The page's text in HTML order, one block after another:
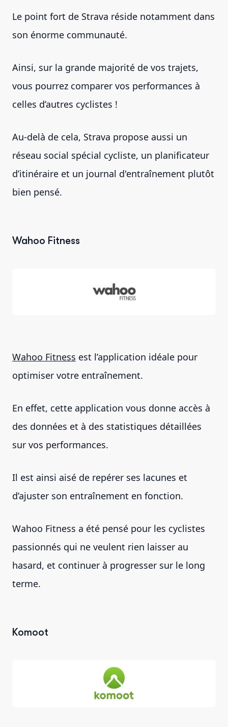
Le point fort de Strava réside notamment dans
son énorme communauté.
Ainsi, sur la grande majorité de vos trajets,
vous pourrez comparer vos performances à
celles d’autres cyclistes !
Au-delà de cela, Strava propose aussi un
réseau social spécial cycliste, un planificateur
d’itinéraire et un journal d'entraînement plutôt
bien pensé.
Wahoo Fitness
Wahoo Fitness est l’application idéale pour
optimiser votre entraînement.
En effet, cette application vous donne accès à
des données et à des statistiques détaillées
sur vos performances.
Il est ainsi aisé de repérer ses lacunes et
d’ajuster son entraînement en fonction.
Wahoo Fitness a été pensé pour les cyclistes
passionnés qui ne veulent rien laisser au
hasard, et continuer à progresser sur le long
terme.
Komoot